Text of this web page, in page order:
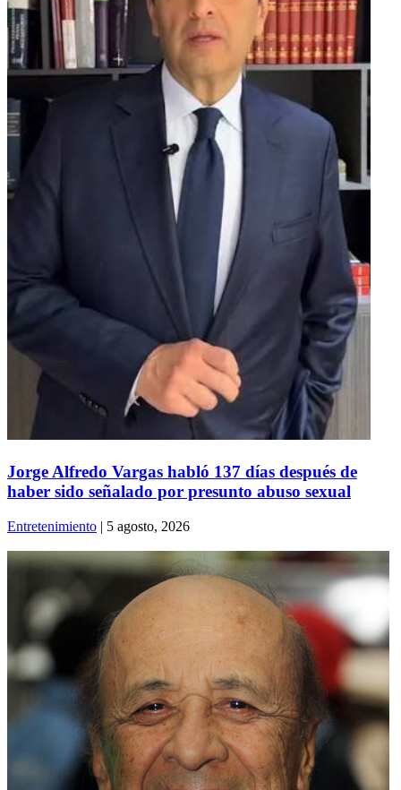
Jorge Alfredo Vargas habló 137 días después de
haber sido señalado por presunto abuso sexual
Entretenimiento | 5 agosto, 2026